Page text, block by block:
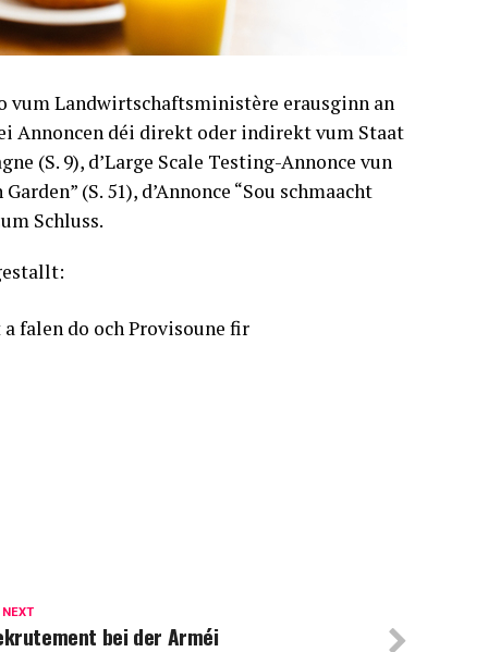
vum Landwirtschaftsministère erausginn an
Annoncen déi direkt oder indirekt vum Staat
(S. 9), d’Large Scale Testing-Annonce vun
(S. 51), d’Annonce “Sou schmaacht
Schluss.
falen do och Provisoune fir
NEXT
bei der Arméi